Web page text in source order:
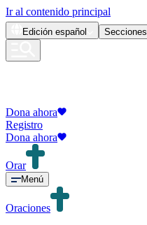
Ir al contenido principal
Edición español Secciones
Dona ahora
Registro
Dona ahora
Orar
Menú
Oraciones